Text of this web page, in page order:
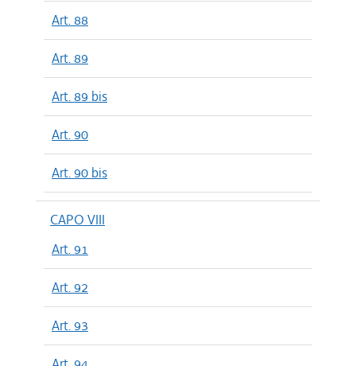
Art. 88
Art. 89
Art. 89 bis
Art. 90
Art. 90 bis
CAPO VIII
Art. 91
Art. 92
Art. 93